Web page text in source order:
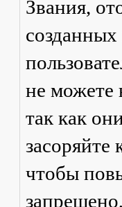
Звания,
не можете
так как
чтобы